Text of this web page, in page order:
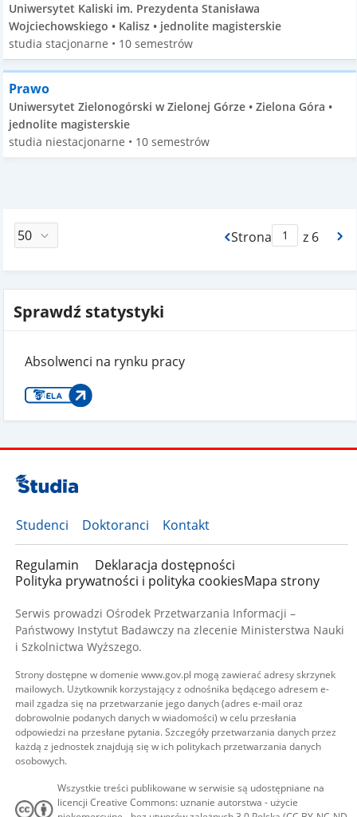
Uniwersytet Kaliski im. Prezydenta Stanisława
Wojciechowskiego • Kalisz • jednolite magisterskie
studia stacjonarne • 10 semestrów
Prawo
Uniwersytet Zielonogórski w Zielonej Górze • Zielona Góra •
jednolite magisterskie
studia niestacjonarne • 10 semestrów
Strona
Max Stronaz 6
Sprawdź statystyki
Absolwenci na rynku pracy
Studenci Doktoranci Kontakt
Regulamin
Deklaracja dostępności
Polityka prywatności i polityka cookiesMapa strony
Serwis prowadzi Ośrodek Przetwarzania Informacji –
Państwowy Instytut Badawczy na zlecenie Ministerstwa Nauki
i Szkolnictwa Wyższego.
Strony dostępne w domenie www.gov.pl mogą zawierać adresy skrzynek
mailowych. Użytkownik korzystający z odnośnika będącego adresem e-
mail zgadza się na przetwarzanie jego danych (adres e-mail oraz
dobrowolnie podanych danych w wiadomości) w celu przesłania
odpowiedzi na przesłane pytania. Szczegóły przetwarzania danych przez
każdą z jednostek znajdują się w ich politykach przetwarzania danych
osobowych.
Wszystkie treści publikowane w serwisie są udostępniane na
licencji Creative Commons: uznanie autorstwa - użycie